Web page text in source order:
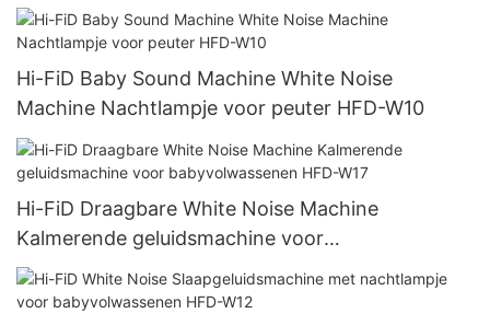
Hi-FiD Baby Sound Machine White Noise
Machine Nachtlampje voor peuter HFD-W10
Hi-FiD Draagbare White Noise Machine
Kalmerende geluidsmachine voor
babyvolwassenen HFD-W17